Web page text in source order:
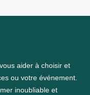
aider à choisir et
ou votre événement.
inoubliable et